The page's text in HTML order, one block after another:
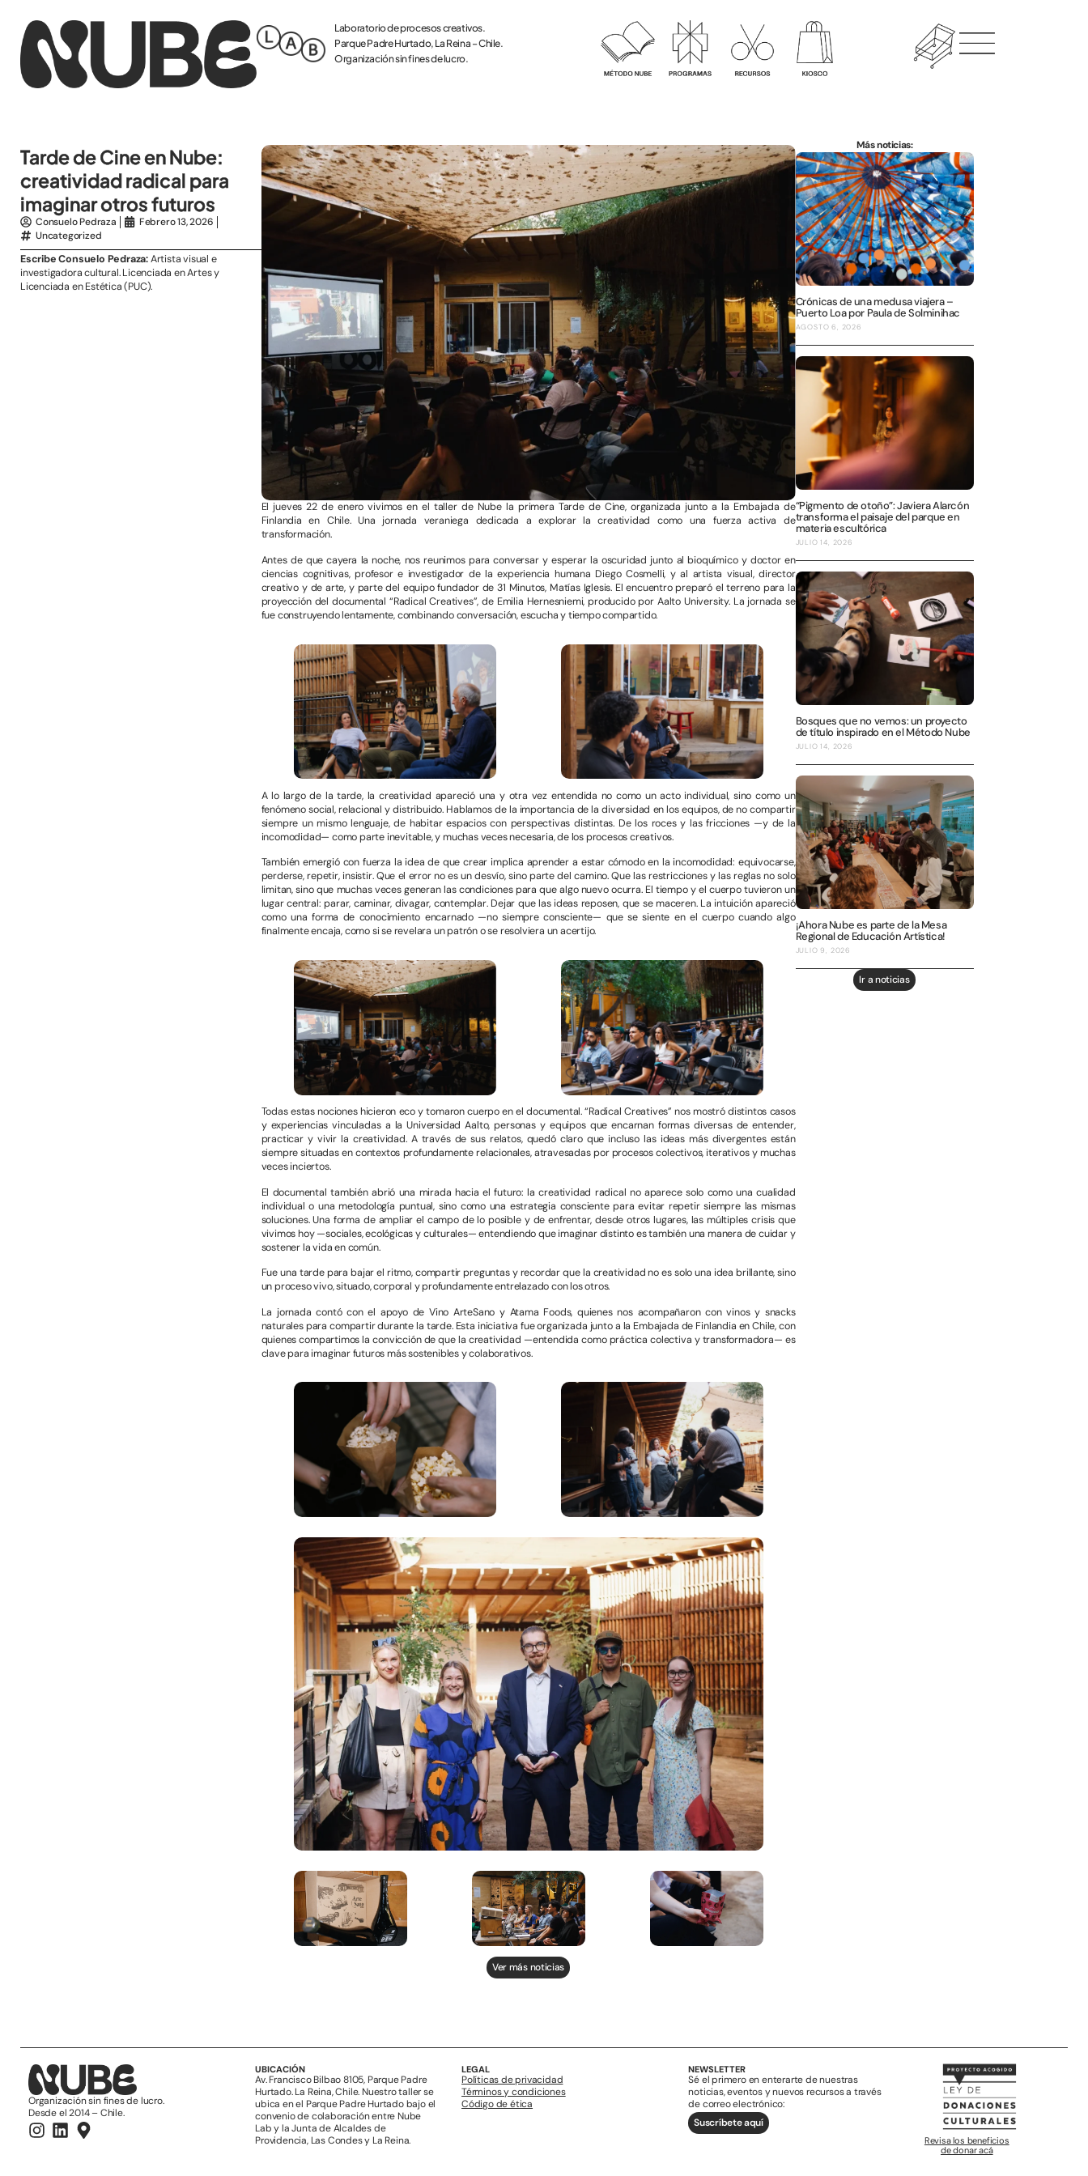
Laboratorio de procesos creativos.
Parque Padre Hurtado, La Reina – Chile.
Organización sin fines de lucro.
Tarde de Cine en Nube:
creatividad radical para
imaginar otros futuros
Consuelo Pedraza
Febrero 13, 2026
Uncategorized
Escribe Consuelo Pedraza:Artista visual e
investigadora cultural. Licenciada en Artes y
Licenciada en Estética (PUC).
El jueves 22 de enero vivimos en el taller de Nube la primera Tarde de Cine, organizada junto a la Embajada de
Finlandia en Chile. Una jornada veraniega dedicada a explorar la creatividad como una fuerza activa de
transformación.
Antes de que cayera la noche, nos reunimos para conversar y esperar la oscuridad junto al bioquímico y doctor en
ciencias cognitivas, profesor e investigador de la experiencia humana Diego Cosmelli, y al artista visual, director
creativo y de arte, y parte del equipo fundador de 31 Minutos, Matías Iglesis. El encuentro preparó el terreno para la
proyección del documental “Radical Creatives”, de Emilia Hernesniemi, producido por Aalto University. La jornada se
fue construyendo lentamente, combinando conversación, escucha y tiempo compartido.
A lo largo de la tarde, la creatividad apareció una y otra vez entendida no como un acto individual, sino como un
fenómeno social, relacional y distribuido. Hablamos de la importancia de la diversidad en los equipos, de no compartir
siempre un mismo lenguaje, de habitar espacios con perspectivas distintas. De los roces y las fricciones —y de la
incomodidad— como parte inevitable, y muchas veces necesaria, de los procesos creativos.
También emergió con fuerza la idea de que crear implica aprender a estar cómodo en la incomodidad: equivocarse,
perderse, repetir, insistir. Que el error no es un desvío, sino parte del camino. Que las restricciones y las reglas no solo
limitan, sino que muchas veces generan las condiciones para que algo nuevo ocurra. El tiempo y el cuerpo tuvieron un
lugar central: parar, caminar, divagar, contemplar. Dejar que las ideas reposen, que se maceren. La intuición apareció
como una forma de conocimiento encarnado —no siempre consciente— que se siente en el cuerpo cuando algo
finalmente encaja, como si se revelara un patrón o se resolviera un acertijo.
Todas estas nociones hicieron eco y tomaron cuerpo en el documental. “Radical Creatives” nos mostró distintos casos
y experiencias vinculadas a la Universidad Aalto, personas y equipos que encarnan formas diversas de entender,
practicar y vivir la creatividad. A través de sus relatos, quedó claro que incluso las ideas más divergentes están
siempre situadas en contextos profundamente relacionales, atravesadas por procesos colectivos, iterativos y muchas
veces inciertos.
El documental también abrió una mirada hacia el futuro: la creatividad radical no aparece solo como una cualidad
individual o una metodología puntual, sino como una estrategia consciente para evitar repetir siempre las mismas
soluciones. Una forma de ampliar el campo de lo posible y de enfrentar, desde otros lugares, las múltiples crisis que
vivimos hoy —sociales, ecológicas y culturales— entendiendo que imaginar distinto es también una manera de cuidar y
sostener la vida en común.
Fue una tarde para bajar el ritmo, compartir preguntas y recordar que la creatividad no es solo una idea brillante, sino
un proceso vivo, situado, corporal y profundamente entrelazado con los otros.
La jornada contó con el apoyo de Vino ArteSano y Atama Foods, quienes nos acompañaron con vinos y snacks
naturales para compartir durante la tarde. Esta iniciativa fue organizada junto a la Embajada de Finlandia en Chile, con
quienes compartimos la convicción de que la creatividad —entendida como práctica colectiva y transformadora— es
clave para imaginar futuros más sostenibles y colaborativos.
Ver más noticias
Más noticias:
Crónicas de una medusa viajera –
Puerto Loa por Paula de Solminihac
AGOSTO 6, 2026
“Pigmento de otoño”: Javiera Alarcón
transforma el paisaje del parque en
materia escultórica
JULIO 14, 2026
Bosques que no vemos: un proyecto
de título inspirado en el Método Nube
JULIO 14, 2026
¡Ahora Nube es parte de la Mesa
Regional de Educación Artística!
JULIO 9, 2026
Ir a noticias
Organización sin fines de lucro.
Desde el 2014 – Chile.
UBICACIÓN
Av. Francisco Bilbao 8105, Parque Padre
Hurtado. La Reina, Chile. Nuestro taller se
ubica en el Parque Padre Hurtado bajo el
convenio de colaboración entre Nube
Lab y la Junta de Alcaldes de
Providencia, Las Condes y La Reina.
LEGAL
Políticas de privacidad
Términos y condiciones
Código de ética
NEWSLETTER
Sé el primero en enterarte de nuestras
noticias, eventos y nuevos recursos a través
de correo electrónico:
Suscríbete aquí
Revisa los beneficios
de donar acá